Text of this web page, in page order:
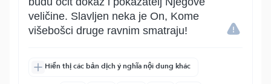
veličine. Slavljen neka je On, Kome
višebošci druge ravnim smatraju!
Hiển thị các bản dịch ý nghĩa nội dung khác